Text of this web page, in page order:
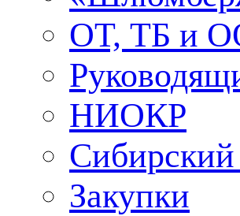
ОТ, ТБ и
НИОКР
Закупки